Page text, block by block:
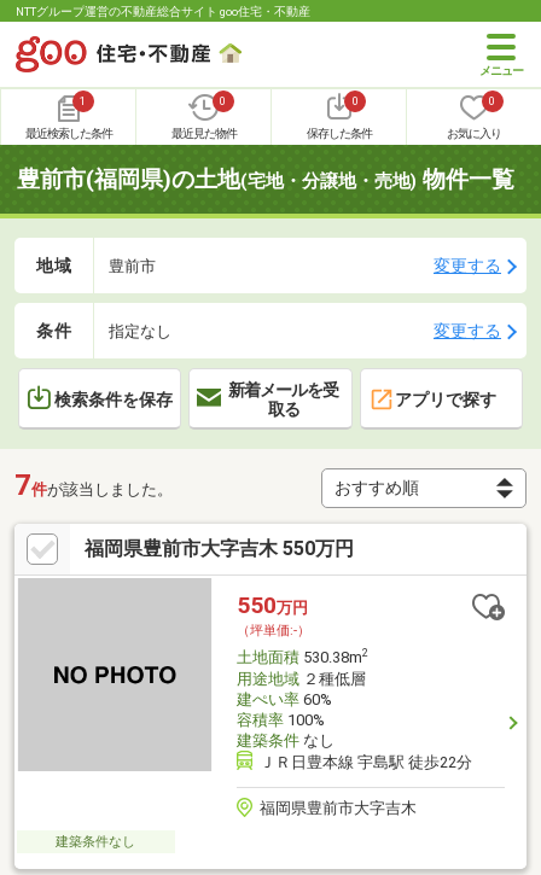
NTTグループ運営の不動産総合サイト goo住宅・不動産
1
最近検索した条件
0
最近見た物件
0
保存した条件
0
お気に入り
豊前市(福岡県)の土地(宅地・分譲地・売地) 物件一覧
地域 豊前市 変更する
条件 指定なし 変更する
検索条件を保存
新着メールを受
取る
アプリで探す
7件が該当しました。
福岡県豊前市大字吉木 550万円
550万円
（坪単価:-）
土地面積530.38m2
用途地域２種低層
建ぺい率60%
容積率100%
建築条件なし
ＪＲ日豊本線 宇島駅 徒歩22分
福岡県豊前市大字吉木
建築条件なし